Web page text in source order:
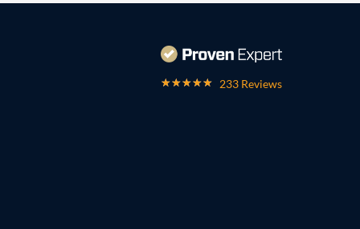
233 Reviews